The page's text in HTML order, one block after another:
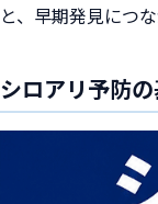
と、早期発見につな
シロアリ予防